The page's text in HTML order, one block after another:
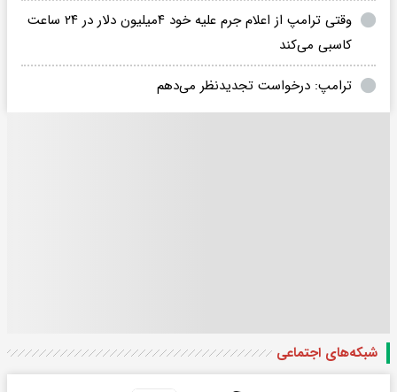
وقتی ترامپ از اعلام جرم علیه خود ۴میلیون دلار در ۲۴ ساعت
کاسبی می‌کند
ترامپ: درخواست تجدیدنظر می‌دهم
شبکه‌های اجتماعی